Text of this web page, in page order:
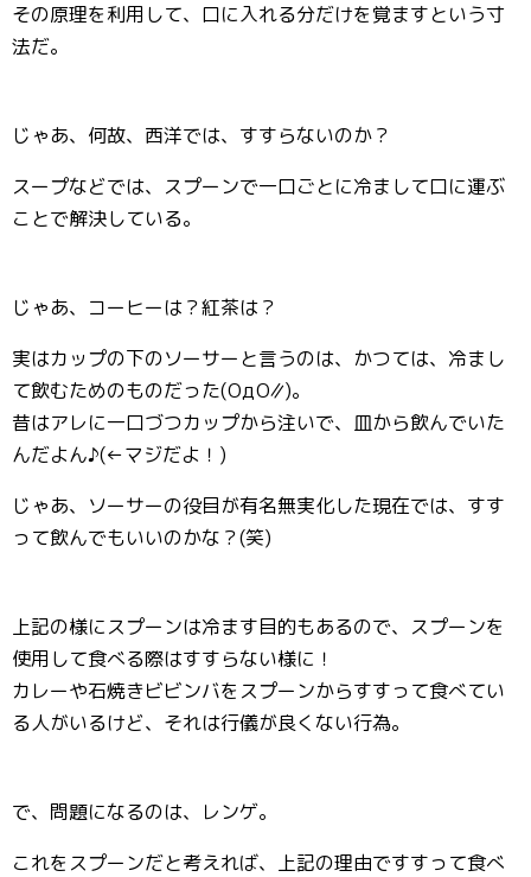
その原理を利用して、口に入れる分だけを覚ますという寸
法だ。
じゃあ、何故、西洋では、すすらないのか？
スープなどでは、スプーンで一口ごとに冷まして口に運ぶ
ことで解決している。
じゃあ、コーヒーは？紅茶は？
実はカップの下のソーサーと言うのは、かつては、冷まし
て飲むためのものだった(ΟдΟ∥)。
昔はアレに一口づつカップから注いで、皿から飲んでいた
んだよん♪(←マジだよ！)
じゃあ、ソーサーの役目が有名無実化した現在では、すす
って飲んでもいいのかな？(笑)
上記の様にスプーンは冷ます目的もあるので、スプーンを
使用して食べる際はすすらない様に！
カレーや石焼きビビンバをスプーンからすすって食べてい
る人がいるけど、それは行儀が良くない行為。
で、問題になるのは、レンゲ。
これをスプーンだと考えれば、上記の理由ですすって食べ